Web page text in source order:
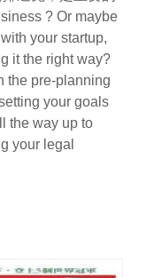
? Or maybe
your startup,
it the right way?
the pre-planning
your goals
the way up to
your legal